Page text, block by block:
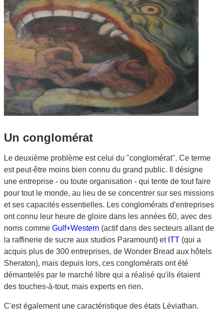
Un conglomérat
Le deuxième problème est celui du "conglomérat". Ce terme
est peut-être moins bien connu du grand public. Il désigne
une entreprise - ou toute organisation - qui tente de tout faire
pour tout le monde, au lieu de se concentrer sur ses missions
et ses capacités essentielles. Les conglomérats d'entreprises
ont connu leur heure de gloire dans les années 60, avec des
noms comme Gulf+Western (actif dans des secteurs allant de
la raffinerie de sucre aux studios Paramount) et ITT (qui a
acquis plus de 300 entreprises, de Wonder Bread aux hôtels
Sheraton), mais depuis lors, ces conglomérats ont été
démantelés par le marché libre qui a réalisé qu'ils étaient
des touches-à-tout, mais experts en rien.
C'est également une caractéristique des états Léviathan.